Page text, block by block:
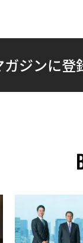
ジンに登